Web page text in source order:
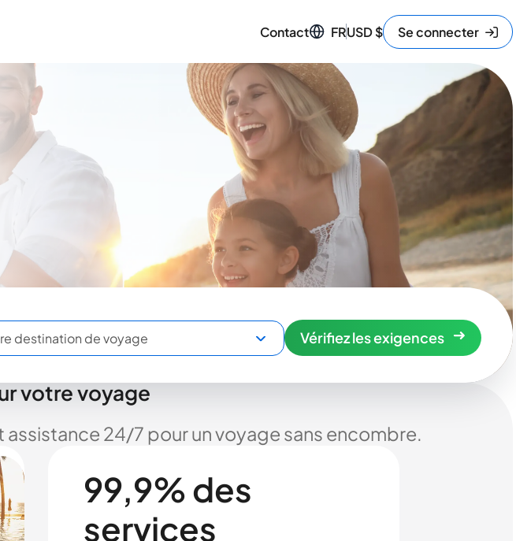
Contact FRUSD$ Se connecter
Vérifiez les exigences
votre voyage
24/7 pour un voyage sans encombre.
99,9% des
services